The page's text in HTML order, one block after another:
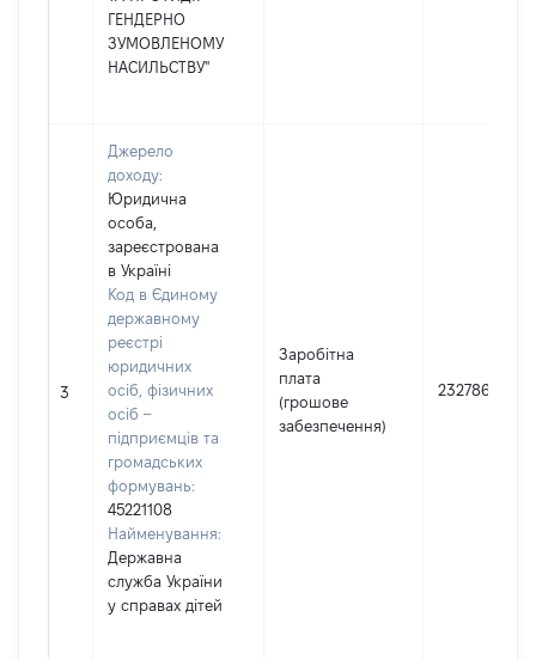
ГЕНДЕРНО
ЗУМОВЛЕНОМУ
НАСИЛЬСТВУ"
3
Джерело
доходу:
Юридична
особа,
зареєстрована
в Україні
Код в Єдиному
державному
реєстрі
юридичних
осіб, фізичних
осіб –
підприємців та
громадських
формувань:
45221108
Найменування:
Державна
служба України
у справах дітей
Заробітна
плата
(грошове
забезпечення)
232786